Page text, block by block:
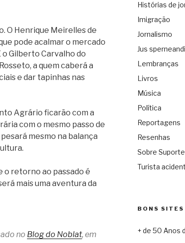
O Henrique Meirelles de
pode acalmar o mercado
Gilberto Carvalho do
a quem caberá a
e dar tapinhas nas
Agrário ficarão com a
com o mesmo passo de
mesmo na balança
o retorno ao passado é
mais uma aventura da
no Blog do Noblat, em
Histórias de
Imigração
Jornalismo
Jus sperneandi
Lembranças
Livros
Música
Política
Reportagens
Resenhas
Sobre
Turista
BONS SITES
+ de 50 Anos